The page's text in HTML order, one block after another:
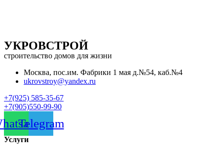
УКРОВСТРОЙ
строительство домов для жизни
Москва, пос.им. Фабрики 1 мая д.№54, каб.№4
ukrovstroy@yandex.ru
+7(925) 585-35-67
+7(905)550-99-90
Telegram
Услуги